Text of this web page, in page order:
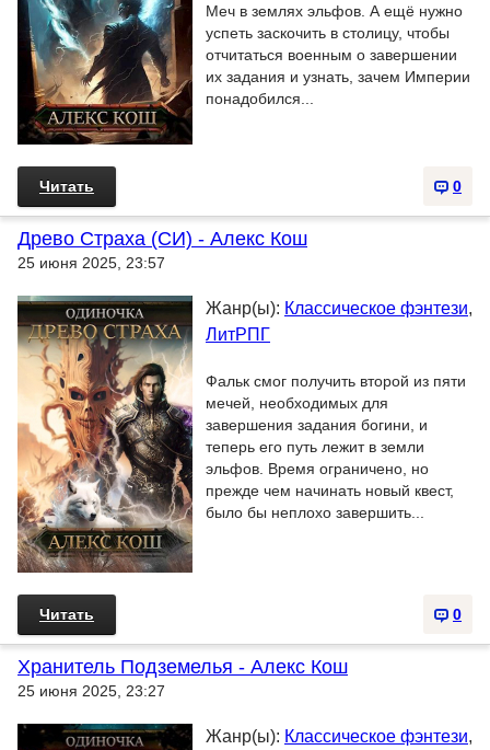
Меч в землях эльфов. А ещё нужно
успеть заскочить в столицу, чтобы
отчитаться военным о завершении
их задания и узнать, зачем Империи
понадобился...
0
Читать
Древо Страха (СИ) - Алекс Кош
25 июня 2025, 23:57
Жанр(ы): Классическое фэнтези,
ЛитРПГ
Фальк смог получить второй из пяти
мечей, необходимых для
завершения задания богини, и
теперь его путь лежит в земли
эльфов. Время ограничено, но
прежде чем начинать новый квест,
было бы неплохо завершить...
0
Читать
Хранитель Подземелья - Алекс Кош
25 июня 2025, 23:27
Жанр(ы): Классическое фэнтези,